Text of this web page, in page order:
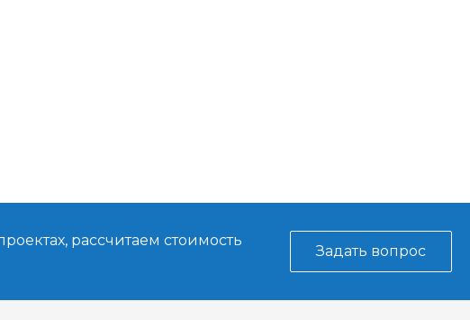
рассчитаем стоимость
Задать вопрос